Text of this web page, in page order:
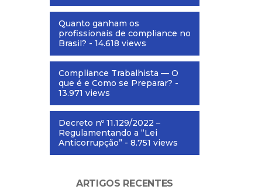
Quanto ganham os
profissionais de compliance no
Brasil? - 14.618 views
Compliance Trabalhista — O
que é e Como se Preparar? -
13.971 views
Decreto nº 11.129/2022 –
Regulamentando a “Lei
Anticorrupção” - 8.751 views
ARTIGOS RECENTES